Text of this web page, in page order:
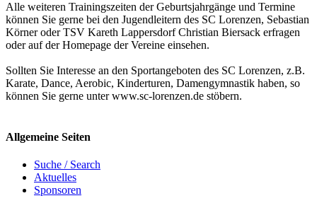
Alle weiteren Trainingszeiten der Geburtsjahrgänge und Termine
können Sie gerne bei den Jugendleitern des SC Lorenzen, Sebastian
Körner oder TSV Kareth Lappersdorf Christian Biersack erfragen
oder auf der Homepage der Vereine einsehen.
Sollten Sie Interesse an den Sportangeboten des SC Lorenzen, z.B.
Karate, Dance, Aerobic, Kinderturen, Damengymnastik haben, so
können Sie gerne unter www.sc-lorenzen.de stöbern.
Allgemeine Seiten
Suche / Search
Aktuelles
Sponsoren